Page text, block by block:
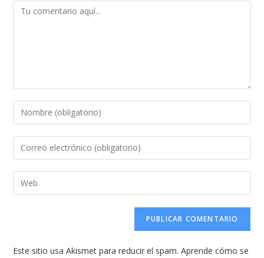
Comentario
Introduce
tu
nombre
de
usuario
Introduce
tu
dirección
de
comentar
Introduce
la
web
Este sitio usa Akismet para reducir el spam.Aprende cómo se